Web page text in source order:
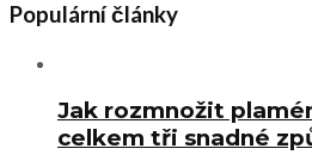
Populární články
Jak rozmnožit
celkem tři snadné